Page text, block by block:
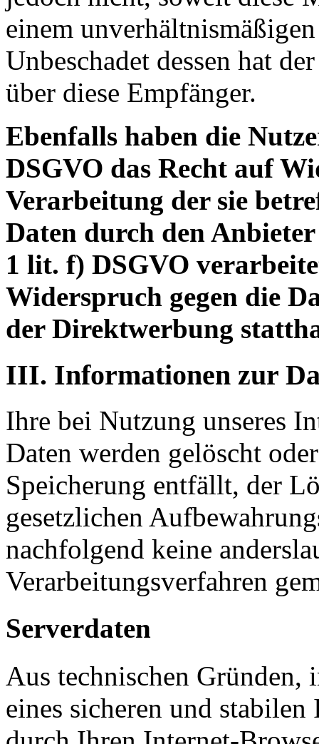
einem
Unbeschadet dessen hat
über diese Empfänger.
Ebenfalls haben die
DSGVO das Recht auf
Verarbeitung der sie
Daten durch den
1 lit. f) DSGVO
Widerspruch gegen die
der Direktwerbung
III. Informationen zur
Ihre bei Nutzung unseres
Daten werden gelöscht
Speicherung entfällt, der
gesetzlichen
nachfolgend keine
Verarbeitungsverfahren
Serverdaten
Aus technischen Gründen,
eines sicheren und